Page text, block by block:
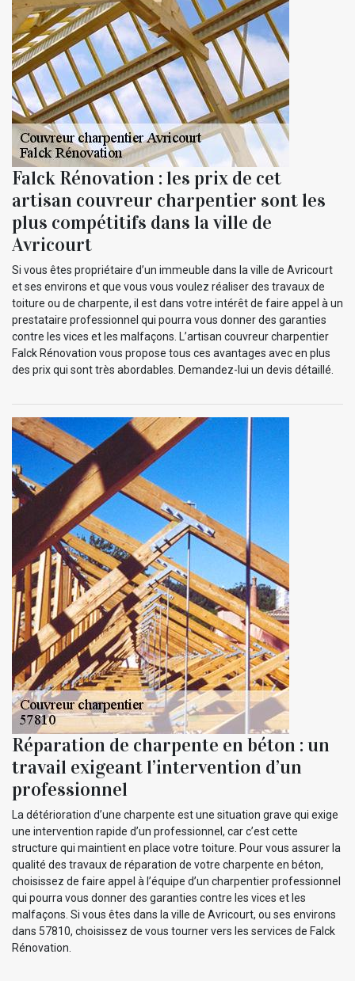
Falck Rénovation : les prix de cet
artisan couvreur charpentier sont les
plus compétitifs dans la ville de
Avricourt
Si vous êtes propriétaire d’un immeuble dans la ville de Avricourt
et ses environs et que vous vous voulez réaliser des travaux de
toiture ou de charpente, il est dans votre intérêt de faire appel à un
prestataire professionnel qui pourra vous donner des garanties
contre les vices et les malfaçons. L’artisan couvreur charpentier
Falck Rénovation vous propose tous ces avantages avec en plus
des prix qui sont très abordables. Demandez-lui un devis détaillé.
Réparation de charpente en béton : un
travail exigeant l’intervention d’un
professionnel
La détérioration d’une charpente est une situation grave qui exige
une intervention rapide d’un professionnel, car c’est cette
structure qui maintient en place votre toiture. Pour vous assurer la
qualité des travaux de réparation de votre charpente en béton,
choisissez de faire appel à l’équipe d’un charpentier professionnel
qui pourra vous donner des garanties contre les vices et les
malfaçons. Si vous êtes dans la ville de Avricourt, ou ses environs
dans 57810, choisissez de vous tourner vers les services de Falck
Rénovation.